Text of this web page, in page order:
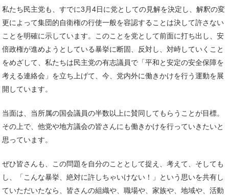
私たち民主党も、すでに3月4日に党としての見解を決定し、解釈の変
更によって集団的自衛権の行使一般を容認することは決して許さない
ことを明確に示しています。このことを党として前面に打ち出し、安
倍政権が進めようとしている暴挙に断固、反対し、対峙していくこと
をめざして、私たちは民主党の有志議員で「平和と安定の安全保障を
考える連絡会」を立ち上げて、今、党内外に働きかけを行う運動を展
開しています。
当面は、当所属の国会議員の半数以上に賛同してもらうことが目標。
その上で、他党や地方議会の皆さんにも働きかけを行っていきたいと
思っています。
ぜひ皆さんも、この問題を自分のこととして捉え、考えて、そしても
し、「こんな暴挙、絶対に許しちゃいけない！」という思いを共有し
ていただいたなら、皆さんの組織や、職場や、家族や、地域や、活動